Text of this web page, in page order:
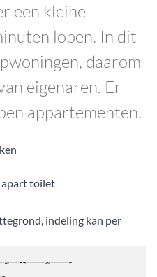
een kleine
lopen. In dit
daarom
eigenaren. Er
appartementen.
apart toilet
indeling kan per